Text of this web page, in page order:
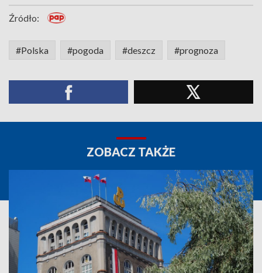
Źródło:
#Polska #pogoda #deszcz #prognoza
ZOBACZ TAKŻE